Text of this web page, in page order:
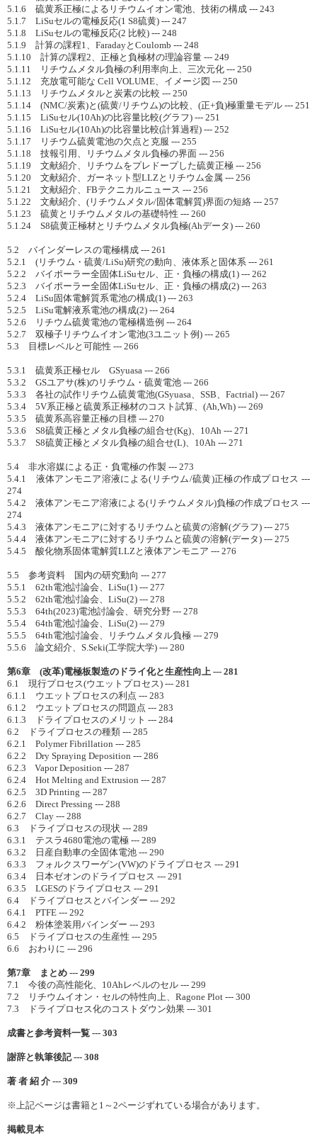
5.1.6 硫黄系正極によるリチウムイオン電池、技術の構成 --- 243
5.1.7 LiSuセルの電極反応(1 S8硫黄) --- 247
5.1.8 LiSuセルの電極反応(2 比較) --- 248
5.1.9 計算の課程1、FaradayとCoulomb --- 248
5.1.10 計算の課程2、正極と負極材の理論容量 --- 249
5.1.11 リチウムメタル負極の利用率向上、三次元化 --- 250
5.1.12 充放電可能な Cell VOLUME、イメージ図 --- 250
5.1.13 リチウムメタルと炭素の比較 --- 250
5.1.14 (NMC/炭素)と(硫黄/リチウム)の比較、(正+負)極重量モデル --- 251
5.1.15 LiSuセル(10Ah)の比容量比較(グラフ) --- 251
5.1.16 LiSuセル(10Ah)の比容量比較(計算過程) --- 252
5.1.17 リチウム硫黄電池の欠点と克服 --- 255
5.1.18 技報引用、リチウムメタル負極の界面 --- 256
5.1.19 文献紹介、リチウムをプレドープした硫黄正極 --- 256
5.1.20 文献紹介、ガーネット型LLZとリチウム金属 --- 256
5.1.21 文献紹介、FBテクニカルニュース --- 256
5.1.22 文献紹介、(リチウムメタル/固体電解質)界面の短絡 --- 257
5.1.23 硫黄とリチウムメタルの基礎特性 --- 260
5.1.24 S8硫黄正極材とリチウムメタル負極(Ahデータ) --- 260
5.2 バインダーレスの電極構成 --- 261
5.2.1 (リチウム・硫黄/LiSu)研究の動向、液体系と固体系 --- 261
5.2.2 バイポーラー全固体LiSuセル、正・負極の構成(1) --- 262
5.2.3 バイポーラー全固体LiSuセル、正・負極の構成(2) --- 263
5.2.4 LiSu固体電解質系電池の構成(1) --- 263
5.2.5 LiSu電解液系電池の構成(2) --- 264
5.2.6 リチウム硫黄電池の電極構造例 --- 264
5.2.7 双極子リチウムイオン電池(3ユニット例) --- 265
5.3 目標レベルと可能性 --- 266
5.3.1 硫黄系正極セル GSyuasa --- 266
5.3.2 GSユアサ(株)のリチウム・硫黄電池 --- 266
5.3.3 各社の試作リチウム硫黄電池(GSyuasa、SSB、Factrial) --- 267
5.3.4 5V系正極と硫黄系正極材のコスト試算、(Ah,Wh) --- 269
5.3.5 硫黄系高容量正極の目標 --- 270
5.3.6 S8硫黄正極とメタル負極の組合せ(Kg)、10Ah --- 271
5.3.7 S8硫黄正極とメタル負極の組合せ(L)、10Ah --- 271
5.4 非水溶媒による正・負電極の作製 --- 273
5.4.1 液体アンモニア溶液による(リチウム/硫黄)正極の作成プロセス ---
274
5.4.2 液体アンモニア溶液による(リチウムメタル)負極の作成プロセス ---
274
5.4.3 液体アンモニアに対するリチウムと硫黄の溶解(グラフ) --- 275
5.4.4 液体アンモニアに対するリチウムと硫黄の溶解(データ) --- 275
5.4.5 酸化物系固体電解質LLZと液体アンモニア --- 276
5.5 参考資料 国内の研究動向 --- 277
5.5.1 62th電池討論会、LiSu(1) --- 277
5.5.2 62th電池討論会、LiSu(2) --- 278
5.5.3 64th(2023)電池討論会、研究分野 --- 278
5.5.4 64th電池討論会、LiSu(2) --- 279
5.5.5 64th電池討論会、リチウムメタル負極 --- 279
5.5.6 論文紹介、S.Seki(工学院大学) --- 280
第6章 (改革)電極板製造のドライ化と生産性向上 --- 281
6.1 現行プロセス(ウエットプロセス) --- 281
6.1.1 ウエットプロセスの利点 --- 283
6.1.2 ウエットプロセスの問題点 --- 283
6.1.3 ドライプロセスのメリット --- 284
6.2 ドライプロセスの種類 --- 285
6.2.1 Polymer Fibrillation --- 285
6.2.2 Dry Spraying Deposition --- 286
6.2.3 Vapor Deposition --- 287
6.2.4 Hot Melting and Extrusion --- 287
6.2.5 3D Printing --- 287
6.2.6 Direct Pressing --- 288
6.2.7 Clay --- 288
6.3 ドライプロセスの現状 --- 289
6.3.1 テスラ4680電池の電極 --- 289
6.3.2 日産自動車の全固体電池 --- 290
6.3.3 フォルクスワーゲン(VW)のドライプロセス --- 291
6.3.4 日本ゼオンのドライプロセス --- 291
6.3.5 LGESのドライプロセス --- 291
6.4 ドライプロセスとバインダー --- 292
6.4.1 PTFE --- 292
6.4.2 粉体塗装用バインダー --- 293
6.5 ドライプロセスの生産性 --- 295
6.6 おわりに --- 296
第7章 まとめ --- 299
7.1 今後の高性能化、10Ahレベルのセル --- 299
7.2 リチウムイオン・セルの特性向上、Ragone Plot --- 300
7.3 ドライプロセス化のコストダウン効果 --- 301
成書と参考資料一覧 --- 303
謝辞と執筆後記 --- 308
著 者 紹 介 --- 309
※上記ページは書籍と1～2ページずれている場合があります。
掲載見本